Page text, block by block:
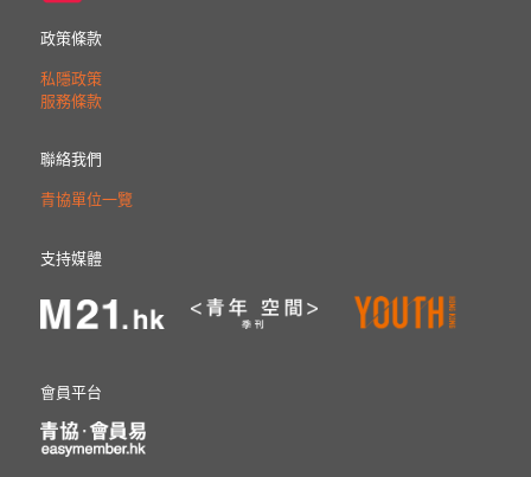
政策條款
私隱政策
服務條款
聯絡我們
青協單位一覽
支持媒體
會員平台